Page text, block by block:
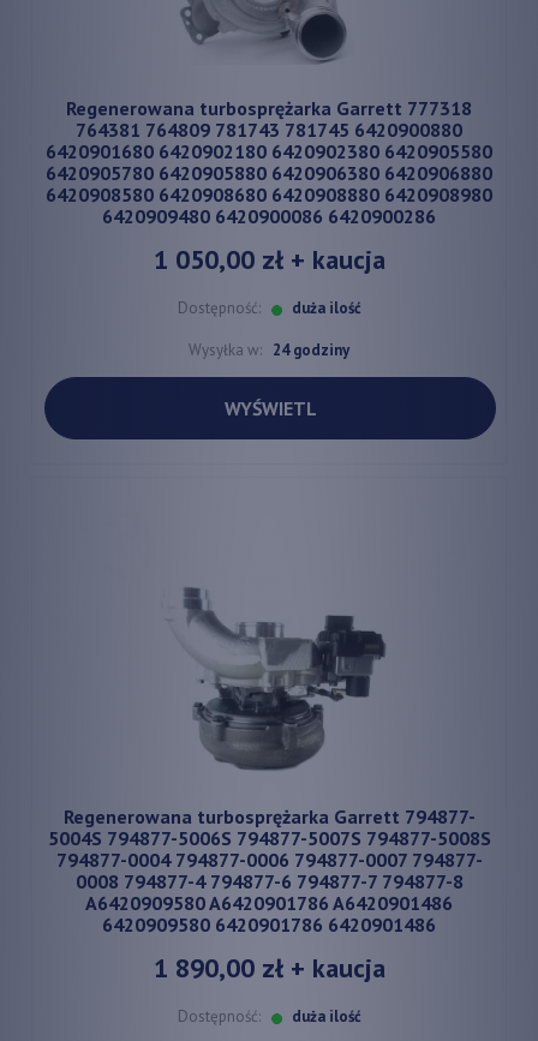
Regenerowana turbosprężarka Garrett 777318
764381 764809 781743 781745 6420900880
6420901680 6420902180 6420902380 6420905580
6420905780 6420905880 6420906380 6420906880
6420908580 6420908680 6420908880 6420908980
6420909480 6420900086 6420900286
1 050,00 zł+ kaucja
Dostępność: duża ilość
Wysyłka w: 24 godziny
WYŚWIETL
Regenerowana turbosprężarka Garrett 794877-
5004S 794877-5006S 794877-5007S 794877-5008S
794877-0004 794877-0006 794877-0007 794877-
0008 794877-4 794877-6 794877-7 794877-8
A6420909580 A6420901786 A6420901486
6420909580 6420901786 6420901486
1 890,00 zł+ kaucja
Dostępność: duża ilość